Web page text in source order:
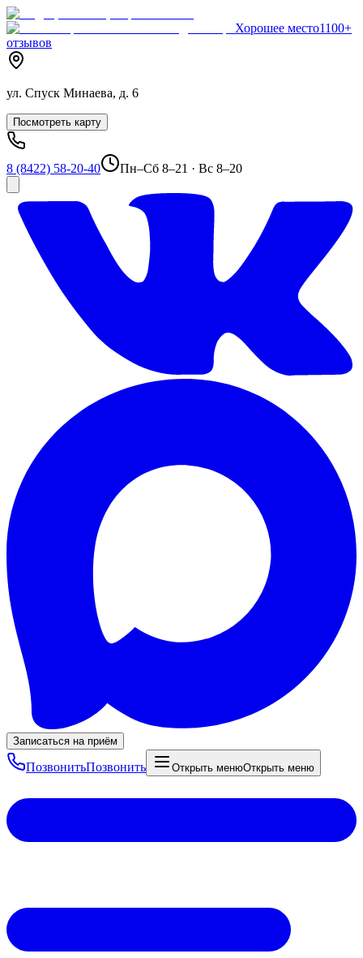
Хорошее место1100+
отзывов
ул. Спуск Минаева, д. 6
Посмотреть карту
8 (8422) 58-20-40 Пн–Сб 8–21 · Вс 8–20
Записаться на приём
ПозвонитьПозвонить Открыть менюОткрыть меню